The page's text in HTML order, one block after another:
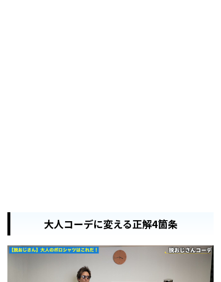
大人コーデに変える正解4箇条